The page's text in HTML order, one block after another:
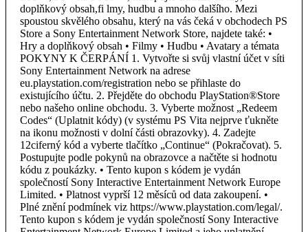
doplňkový obsah,fi lmy, hudbu a mnoho dalšího. Mezi
spoustou skvělého obsahu, který na vás čeká v obchodech PS
Store a Sony Entertainment Network Store, najdete také: •
Hry a doplňkový obsah • Filmy • Hudbu • Avatary a témata
POKYNY K ČERPÁNÍ 1. Vytvořte si svůj vlastní účet v síti
Sony Entertainment Network na adrese
eu.playstation.com/registration nebo se přihlaste do
existujícího účtu. 2. Přejděte do obchodu PlayStation®Store
nebo našeho online obchodu. 3. Vyberte možnost „Redeem
Codes“ (Uplatnit kódy) (v systému PS Vita nejprve ťukněte
na ikonu možnosti v dolní části obrazovky). 4. Zadejte
12ciferný kód a vyberte tlačítko „Continue“ (Pokračovat). 5.
Postupujte podle pokynů na obrazovce a načtěte si hodnotu
kódu z poukázky. • Tento kupon s kódem je vydán
společností Sony Interactive Entertainment Network Europe
Limited. • Platnost vyprší 12 měsíců od data zakoupení. •
Plné znění podmínek viz https://www.playstation.com/legal/.
Tento kupon s kódem je vydán společností Sony Interactive